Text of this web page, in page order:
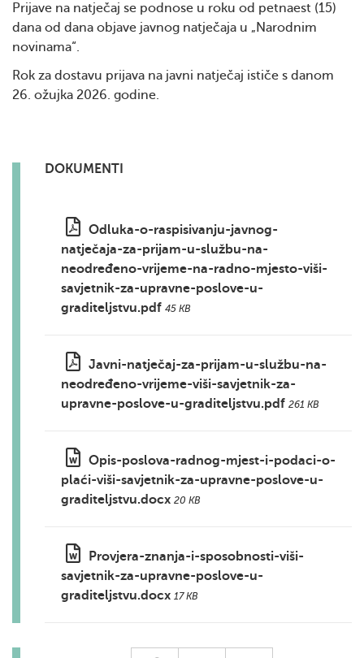
Prijave na natječaj se podnose u roku od petnaest (15)
dana od dana objave javnog natječaja u „Narodnim
novinama“.
Rok za dostavu prijava na javni natječaj ističe s danom
26. ožujka 2026. godine.
DOKUMENTI
Odluka-o-raspisivanju-javnog-
natječaja-za-prijam-u-službu-na-
neodređeno-vrijeme-na-radno-mjesto-viši-
savjetnik-za-upravne-poslove-u-
graditeljstvu.pdf 45 KB
Javni-natječaj-za-prijam-u-službu-na-
neodređeno-vrijeme-viši-savjetnik-za-
upravne-poslove-u-graditeljstvu.pdf 261 KB
Opis-poslova-radnog-mjest-i-podaci-o-
plaći-viši-savjetnik-za-upravne-poslove-u-
graditeljstvu.docx 20 KB
Provjera-znanja-i-sposobnosti-viši-
savjetnik-za-upravne-poslove-u-
graditeljstvu.docx 17 KB